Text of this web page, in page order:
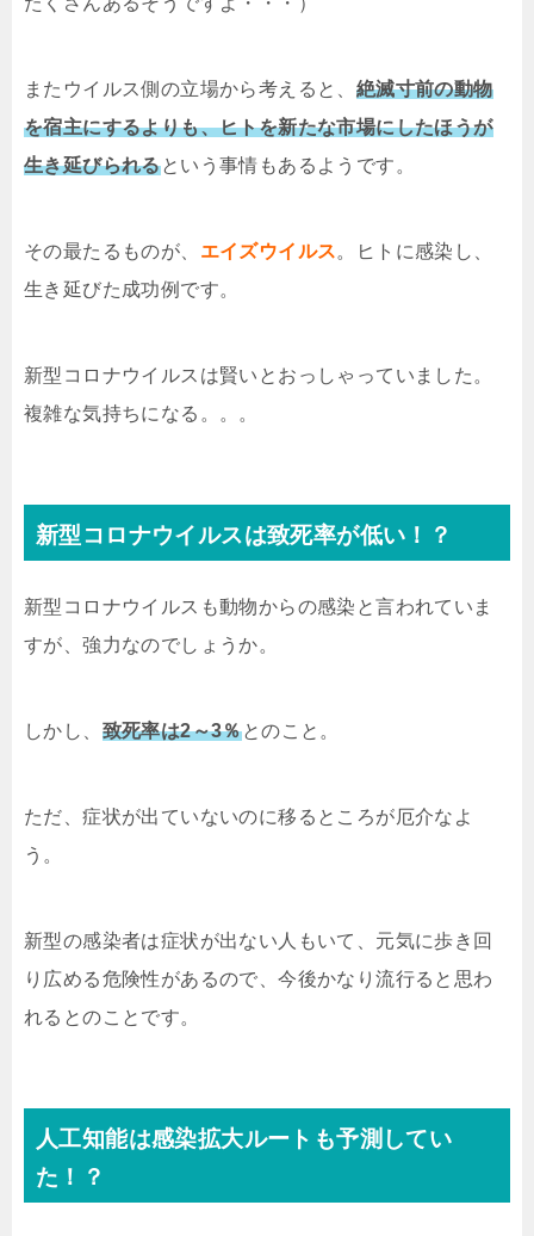
またウイルス側の立場から考えると、 絶滅寸前の動物
を宿主にするよりも、ヒトを新たな市場にしたほうが
生き延びられるという事情もあるようです。
その最たるものが、 エイズウイルス。ヒトに感染し、
生き延びた成功例です。
新型コロナウイルスは賢いとおっしゃっていました。
複雑な気持ちになる。。。
新型コロナウイルスは致死率が低い！？
新型コロナウイルスも動物からの感染と言われていま
すが、強力なのでしょうか。
しかし、 致死率は2～3％とのこと。
ただ、症状が出ていないのに移るところが厄介なよ
う。
新型の感染者は症状が出ない人もいて、元気に歩き回
り広める危険性があるので、今後かなり流行ると思わ
れるとのことです。
人工知能は感染拡大ルートも予測してい
た！？